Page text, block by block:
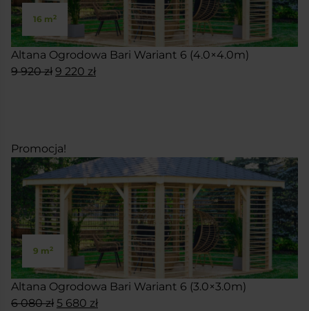
16 m2
Altana Ogrodowa Bari Wariant 6 (4.0×4.0m)
9 920zł Pierwotna
9 220 złAktualna
Promocja!
9 m2
Altana Ogrodowa Bari Wariant 6 (3.0×3.0m)
6 080zł Pierwotna
5 680 złAktualna